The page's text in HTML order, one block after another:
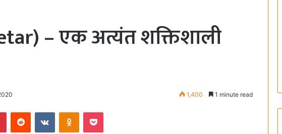
– एक अत्यंत शक्तिशाली
1,400 1 minute read